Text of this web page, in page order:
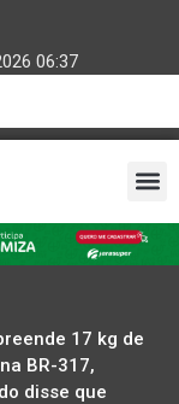
06:37
17 kg de
BR-317,
disse que